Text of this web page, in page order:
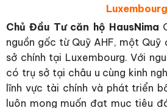
Luxembourg
Chủ Đầu Tư căn hộ HausNima
nguồn gốc từ Quỹ AHF, một
sở chính tại Luxembourg. Với
có trụ sở tại châu u cùng kinh
lĩnh vực tài chính và phát triển
luôn mong muốn đạt mục tiêu